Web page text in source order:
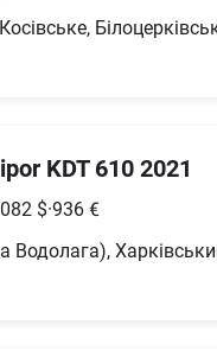
KDT 610 2021
$·936 €
Водолага),